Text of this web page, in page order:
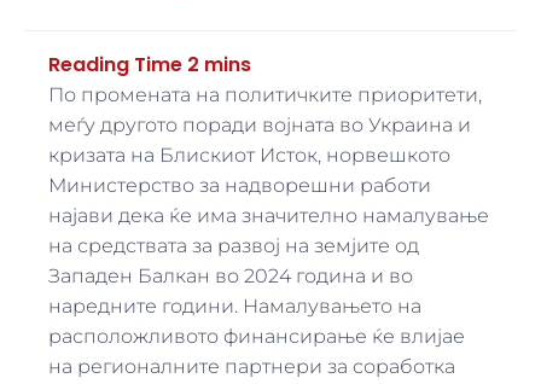
По промената на политичките приоритети,
меѓу другото поради војната во Украина и
кризата на Блискиот Исток, норвешкото
Министерство за надворешни работи
најави дека ќе има значително намалување
на средствата за развој на земјите од
Западен Балкан во 2024 година и во
наредните години. Намалувањето на
расположливото финансирање ќе влијае
на регионалните партнери за соработка